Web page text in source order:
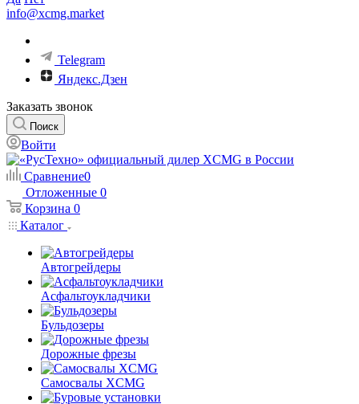
info@xcmg.market
Telegram
Яндекс.Дзен
Заказать звонок
Поиск
Войти
Сравнение0
Отложенные 0
Корзина 0
Каталог
Автогрейдеры
Асфальтоукладчики
Бульдозеры
Дорожные фрезы
Самосвалы XCMG